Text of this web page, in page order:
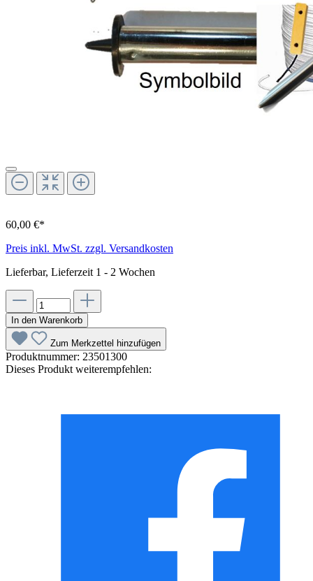
60,00 €*
Preis inkl. MwSt. zzgl. Versandkosten
Lieferbar, Lieferzeit 1 - 2 Wochen
In den Warenkorb
Zum Merkzettel hinzufügen
Produktnummer: 23501300
Dieses Produkt weiterempfehlen: